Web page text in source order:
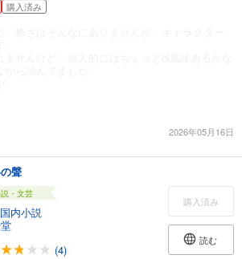
購入済み
2026年05月16日
聲
・文芸
国内小説
(4)
購入済み
読む